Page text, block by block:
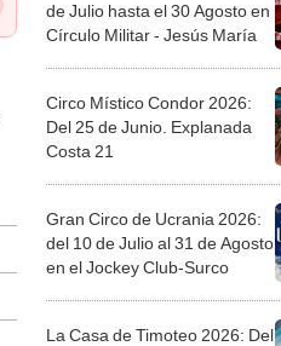
de Julio hasta el 30 Agosto en
Círculo Militar - Jesús María
Circo Místico Condor 2026:
Del 25 de Junio. Explanada
Costa 21
Gran Circo de Ucrania 2026:
del 10 de Julio al 31 de Agosto
en el Jockey Club-Surco
La Casa de Timoteo 2026: Del